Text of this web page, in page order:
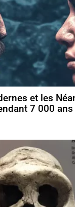
et les
7 000 ans